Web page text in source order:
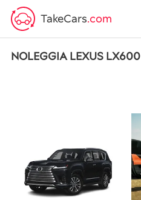
TakeCars.com
NOLEGGIA LEXUS LX600